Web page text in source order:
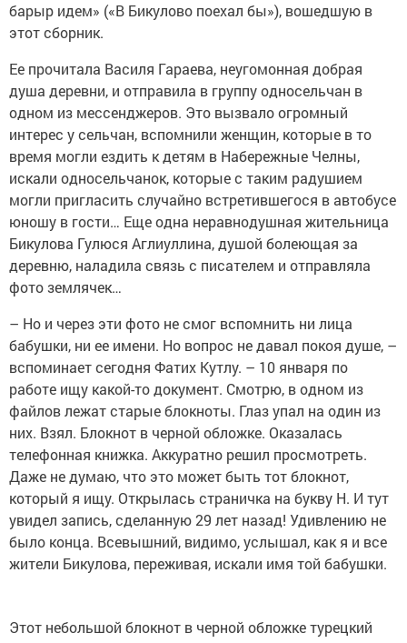
барыр идем» («В Бикулово поехал бы»), вошедшую в
этот сборник.
Ее прочитала Василя Гараева, неугомонная добрая
душа деревни, и отправила в группу односельчан в
одном из мессенджеров. Это вызвало огромный
интерес у сельчан, вспомнили женщин, которые в то
время могли ездить к детям в Набережные Челны,
искали односельчанок, которые с таким радушием
могли пригласить случайно встретившегося в автобусе
юношу в гости… Еще одна неравнодушная жительница
Бикулова Гулюся Аглиуллина, душой болеющая за
деревню, наладила связь с писателем и отправляла
фото землячек…
– Но и через эти фото не смог вспомнить ни лица
бабушки, ни ее имени. Но вопрос не давал покоя душе, –
вспоминает сегодня Фатих Кутлу. – 10 января по
работе ищу какой-то документ. Смотрю, в одном из
файлов лежат старые блокноты. Глаз упал на один из
них. Взял. Блокнот в черной обложке. Оказалась
телефонная книжка. Аккуратно решил просмотреть.
Даже не думаю, что это может быть тот блокнот,
который я ищу. Открылась страничка на букву Н. И тут
увидел запись, сделанную 29 лет назад! Удивлению не
было конца. Всевышний, видимо, услышал, как я и все
жители Бикулова, переживая, искали имя той бабушки.
Этот небольшой блокнот в черной обложке турецкий